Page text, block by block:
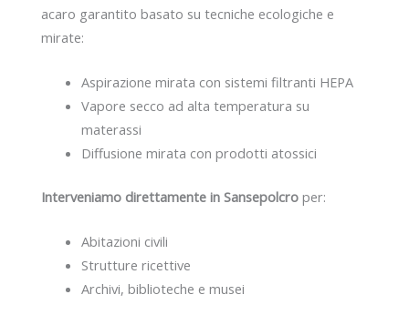
acaro garantito basato su tecniche ecologiche e
mirate:
Aspirazione mirata con sistemi filtranti HEPA
Vapore secco ad alta temperatura su
materassi
Diffusione mirata con prodotti atossici
Interveniamo direttamente in Sansepolcro per:
Abitazioni civili
Strutture ricettive
Archivi, biblioteche e musei